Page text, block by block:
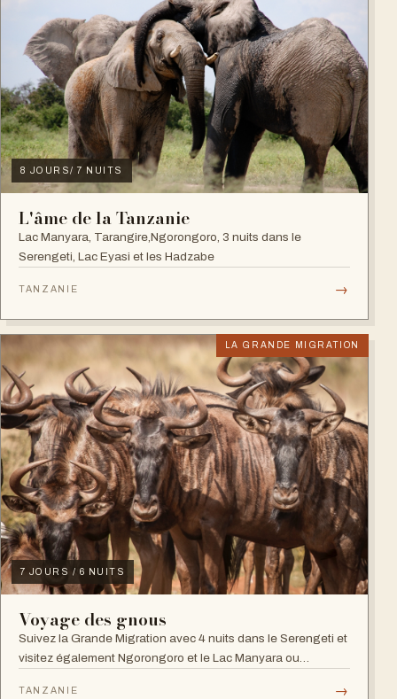
8 JOURS/ 7 NUITS
L'âme de la Tanzanie
Lac Manyara, Tarangire,Ngorongoro, 3 nuits dans le
Serengeti, Lac Eyasi et les Hadzabe
TANZANIE →
LA GRANDE MIGRATION
7 JOURS / 6 NUITS
Voyage des gnous
Suivez la Grande Migration avec 4 nuits dans le Serengeti et
visitez également Ngorongoro et le Lac Manyara ou
TANZANIE →